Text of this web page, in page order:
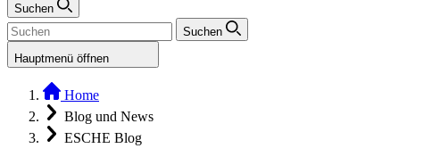
Suchen
Suchen
Hauptmenü öffnen
Home
Blog und News
ESCHE Blog